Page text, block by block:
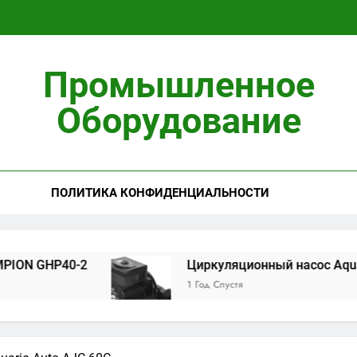
Промышленное
Оборудование
ПОЛИТИКА КОНФИДЕНЦИАЛЬНОСТИ
2 Циркуляционный насос Aquario 14-
1 Год Спустя